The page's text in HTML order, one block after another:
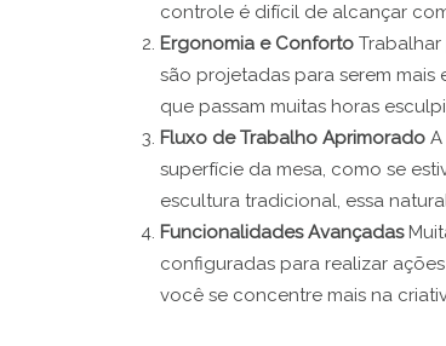
controle é difícil de alcançar
Ergonomia e Conforto
são projetadas para serem
que passam muitas horas
Fluxo de Trabalho Aprimorado
superfície da mesa, como se
escultura tradicional, essa
Funcionalidades Avançadas
configuradas para realizar
você se concentre mais na